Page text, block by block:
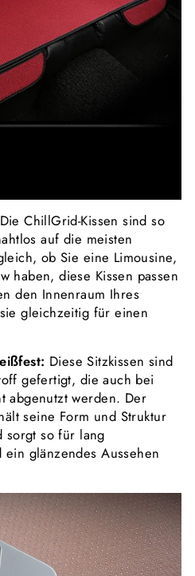
Die ChillGrid-Kissen sind so
auf die meisten
ob Sie eine Limousine,
haben, diese Kissen passen
den Innenraum Ihres
gleichzeitig für einen
Diese Sitzkissen sind
gefertigt, die auch bei
abgenutzt werden. Der
seine Form und Struktur
sorgt so für lang
glänzendes Aussehen